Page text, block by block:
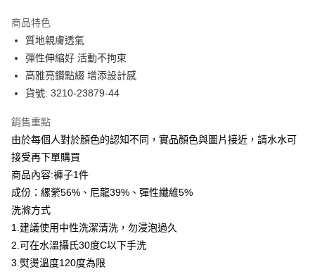
合作金庫商業銀行
華南商業銀行
上海商業儲蓄銀行
國泰世華商業銀行
臺灣中小企業銀行
聯邦商業銀行
元大商業銀行
永豐商業銀行
台新國際商業銀行
台灣樂天信用卡公司
LINE Pay
Apple Pay
街口支付
全盈+PAY
ATM付款
貨到付款
運送方式
付款後全家取貨
每筆NT$80，滿NT$399(含以上)免運費
商品特色
質地親膚透氣
彈性伸縮好 活動不拘束
高雅亮鑽點綴 增添設計感
貨號: 3210-23879-44
銷售重點
由於每個人對於顏色的認知不同，實品顏色與圖片接近，請水水可
接受再下單購買
商品內容:褲子1件
成份：縲縈56%、尼龍39%、彈性纖維5%
洗滌方式
1.建議使用中性洗潔清洗，勿浸泡過久
2.可在水溫攝氏30度C以下手洗
3.熨燙溫度120度為限